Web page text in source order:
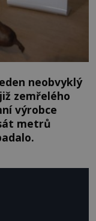
neobvyklý
zemřelého
výrobce
metrů